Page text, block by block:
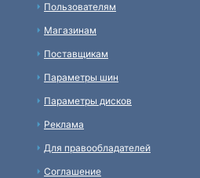
Пользователям
Магазинам
Поставщикам
Параметры шин
Параметры дисков
Реклама
Для правообладателей
Соглашение